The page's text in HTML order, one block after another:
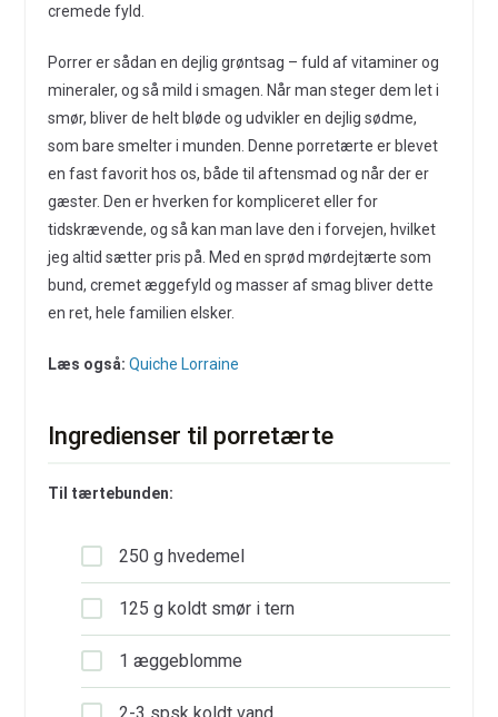
cremede fyld.
Porrer er sådan en dejlig grøntsag – fuld af vitaminer og
mineraler, og så mild i smagen. Når man steger dem let i
smør, bliver de helt bløde og udvikler en dejlig sødme,
som bare smelter i munden. Denne porretærte er blevet
en fast favorit hos os, både til aftensmad og når der er
gæster. Den er hverken for kompliceret eller for
tidskrævende, og så kan man lave den i forvejen, hvilket
jeg altid sætter pris på. Med en sprød mørdejtærte som
bund, cremet æggefyld og masser af smag bliver dette
en ret, hele familien elsker.
Læs også: Quiche Lorraine
Ingredienser til porretærte
Til tærtebunden:
250 g hvedemel
125 g koldt smør i tern
1 æggeblomme